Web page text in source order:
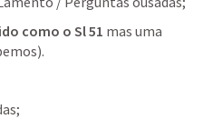
como o Sl 51 mas uma